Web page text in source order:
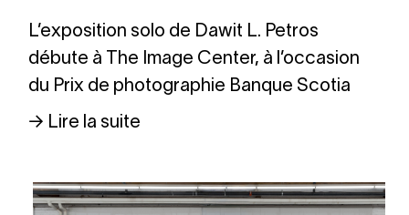
L’exposition solo de Dawit L. Petros
débute à The Image Center, à l’occasion
du Prix de photographie Banque Scotia
→ Lire la suite